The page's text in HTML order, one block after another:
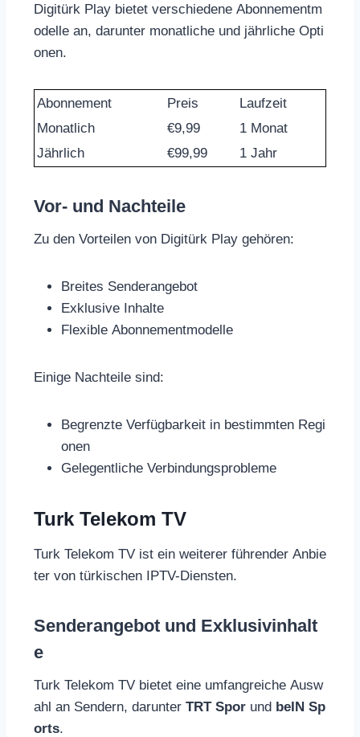
Digitürk Play bietet verschiedene Abonnementm
odelle an, darunter monatliche und jährliche Opti
onen.
Abonnement Preis
Laufzeit
Monatlich
€9,99
1 Monat
Jährlich
€99,99 1 Jahr
Vor- und Nachteile
Zu den Vorteilen von Digitürk Play gehören:
Breites Senderangebot
Exklusive Inhalte
Flexible Abonnementmodelle
Einige Nachteile sind:
Begrenzte Verfügbarkeit in bestimmten Regi
onen
Gelegentliche Verbindungsprobleme
Turk Telekom TV
Turk Telekom TV ist ein weiterer führender Anbie
ter von türkischen IPTV-Diensten.
Senderangebot und Exklusivinhalt
e
Turk Telekom TV bietet eine umfangreiche Ausw
ahl an Sendern, darunter TRT Spor und beIN Sp
orts.